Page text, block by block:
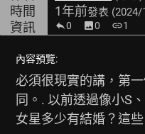
時間 1年前發表 (2024/
資訊 0 image0 link1
內容預覽:
必須很現實的講，第
同。. 以前透過像小S
女星多少有結婚？這